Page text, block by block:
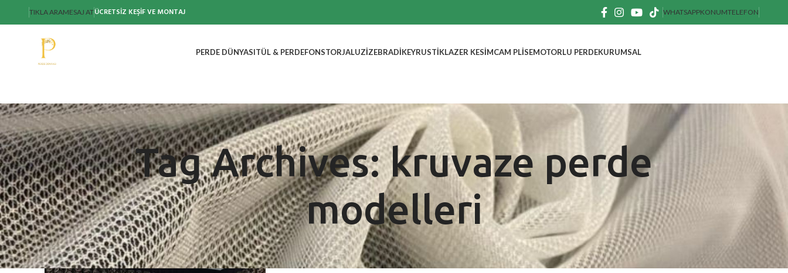
TIKLA ARAMESAJ ATÜCRETSİZ KEŞİF VE MONTAJ WHATSAPPKONUMTELEFON
PERDE DÜNYASITÜL & PERDEFONSTORJALUZIZEBRADIKEYRUSTIKLAZER KESIMCAM PLISEMOTORLU PERDEKURUMSAL
Tag Archives: kruvaze perde
modelleri